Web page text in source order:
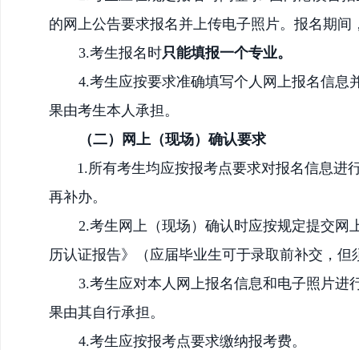
的网上公告要求报名并上传电子照片。报名期
3.考生报名时只能填报一个专业。
4.考生应按要求准确填写个人网上报名信
果由考生本人承担。
（二）
网上（现场）确认要求
1.所有考生均应按报考点要求对报名信息进
再补办。
2.考生 网上（现场 ） 确认时应按规定提交网
历认证报告》
（应届毕业生可于录取前补交，
3.考生应对本人网上报名信息和电子照片
果由其自行承担。
4.考生应按报考点要求缴纳报考费。